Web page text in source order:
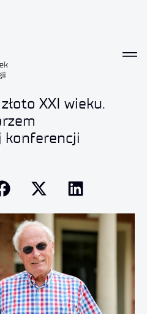
XXI wieku.
konferencji